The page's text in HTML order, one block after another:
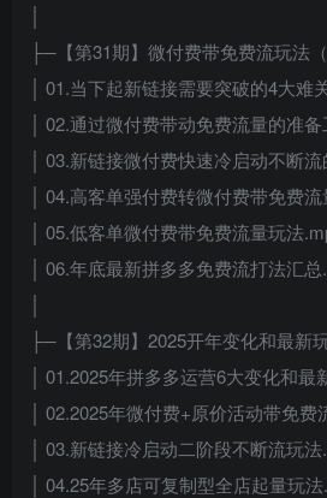
│
├─【第31期】微付费带免费流玩法（
│ 01.当下起新链接需要突破的4大难
│ 02.通过微付费带动免费流量的准
│ 03.新链接微付费快速冷启动不断
│ 04.高客单强付费转微付费带免费
│ 05.低客单微付费带免费流量玩法
│ 06.年底最新拼多多免费流打法汇
│
├─【第32期】2025开年变化和最新
│ 01.2025年拼多多运营6大变化和最
│ 02.2025年微付费+原价活动带免费
│ 03.新链接冷启动二阶段不断流玩
│ 04.25年多店可复制型全店起量玩